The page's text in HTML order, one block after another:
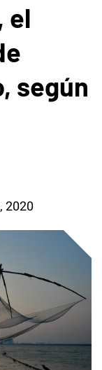
el
según
2020